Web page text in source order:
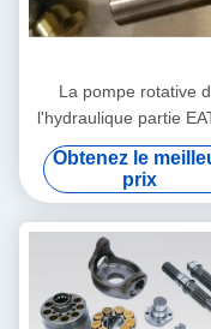
La pompe rotative
l'hydraulique partie
5423 5421 séries pour
voitures de
concret
Obtenez le
prix